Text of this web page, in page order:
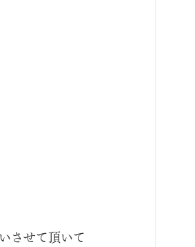
させて頂いて